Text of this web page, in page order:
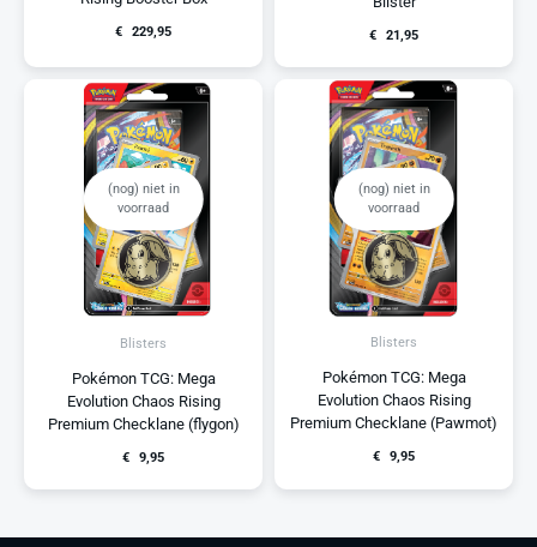
€ 229,95 € 21,95
(nog) niet in
voorraad
Blisters
Pokémon TCG: Mega
Evolution Chaos Rising
Premium Checklane (flygon)
€ 9,95
(nog) niet in
voorraad
Blisters
Pokémon TCG: Mega
Evolution Chaos Rising
Premium Checklane (Pawmot)
€ 9,95